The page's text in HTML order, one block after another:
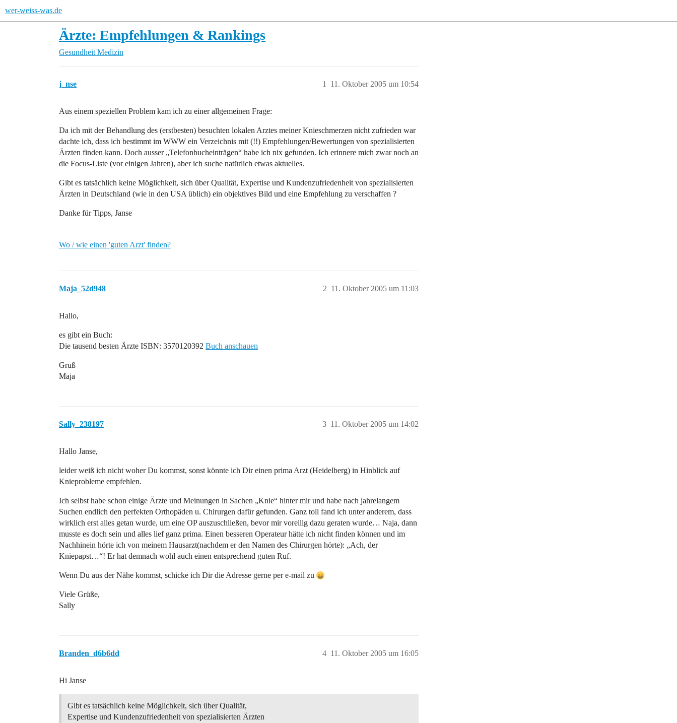
wer-weiss-was.de
Ärzte: Empfehlungen & Rankings
Gesundheit Medizin
j_nse 11. Oktober 2005 um 10:54
1
Aus einem speziellen Problem kam ich zu einer allgemeinen Frage:
Da ich mit der Behandlung des (erstbesten) besuchten lokalen Arztes meiner Knieschmerzen nicht zufrieden war
dachte ich, dass ich bestimmt im WWW ein Verzeichnis mit (!!) Empfehlungen/Bewertungen von spezialisierten
Ärzten finden kann. Doch ausser „Telefonbucheinträgen“ habe ich nix gefunden. Ich erinnere mich zwar noch an
die Focus-Liste (vor einigen Jahren), aber ich suche natürlich etwas aktuelles.
Gibt es tatsächlich keine Möglichkeit, sich über Qualität, Expertise und Kundenzufriedenheit von spezialisierten
Ärzten in Deutschland (wie in den USA üblich) ein objektives Bild und eine Empfehlung zu verschaffen ?
Danke für Tipps, Janse
Wo / wie einen 'guten Arzt' finden?
Maja_52d948 11. Oktober 2005 um 11:03
2
Hallo,
es gibt ein Buch:
Die tausend besten Ärzte ISBN: 3570120392 Buch anschauen
Gruß
Maja
Sally_238197 11. Oktober 2005 um 14:02
3
Hallo Janse,
leider weiß ich nicht woher Du kommst, sonst könnte ich Dir einen prima Arzt (Heidelberg) in Hinblick auf
Knieprobleme empfehlen.
Ich selbst habe schon einige Ärzte und Meinungen in Sachen „Knie“ hinter mir und habe nach jahrelangem
Suchen endlich den perfekten Orthopäden u. Chirurgen dafür gefunden. Ganz toll fand ich unter anderem, dass
wirklich erst alles getan wurde, um eine OP auszuschließen, bevor mir voreilig dazu geraten wurde… Naja, dann
musste es doch sein und alles lief ganz prima. Einen besseren Operateur hätte ich nicht finden können und im
Nachhinein hörte ich von meinem Hausarzt(nachdem er den Namen des Chirurgen hörte): „Ach, der
Kniepapst…“! Er hat demnach wohl auch einen entsprechend guten Ruf.
Wenn Du aus der Nähe kommst, schicke ich Dir die Adresse gerne per e-mail zu
Viele Grüße,
Sally
Branden_d6b6dd 11. Oktober 2005 um 16:05
4
Hi Janse
Gibt es tatsächlich keine Möglichkeit, sich über Qualität,
Expertise und Kundenzufriedenheit von spezialisierten Ärzten